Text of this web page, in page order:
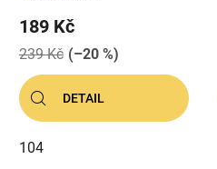
189 Kč
239 Kč (–20 %)
DETAIL
104